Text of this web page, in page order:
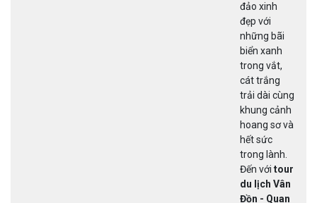
đảo xinh
đẹp với
những bãi
biển xanh
trong vắt,
cát trắng
trải dài cùng
khung cảnh
hoang sơ và
hết sức
trong lành.
Đến với tour
du lịch Vân
Đồn - Quan